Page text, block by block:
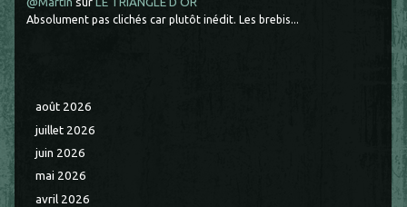
Absolument pas clichés car plutôt inédit. Les brebis...
août 2026
juillet 2026
juin 2026
mai 2026
avril 2026